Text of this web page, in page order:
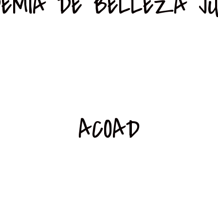
ACOAD